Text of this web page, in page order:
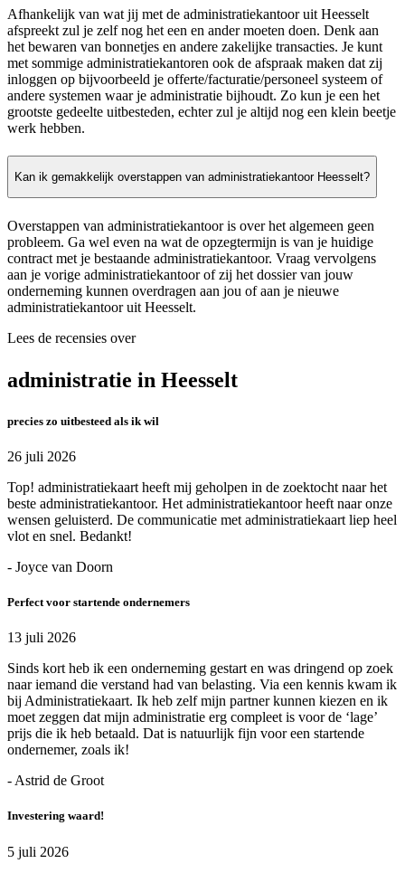
Afhankelijk van wat jij met de administratiekantoor uit Heesselt
afspreekt zul je zelf nog het een en ander moeten doen. Denk aan
het bewaren van bonnetjes en andere zakelijke transacties. Je kunt
met sommige administratiekantoren ook de afspraak maken dat zij
inloggen op bijvoorbeeld je offerte/facturatie/personeel systeem of
andere systemen waar je administratie bijhoudt. Zo kun je een het
grootste gedeelte uitbesteden, echter zul je altijd nog een klein beetje
werk hebben.
Kan ik gemakkelijk overstappen van administratiekantoor Heesselt?
Overstappen van administratiekantoor is over het algemeen geen
probleem. Ga wel even na wat de opzegtermijn is van je huidige
contract met je bestaande administratiekantoor. Vraag vervolgens
aan je vorige administratiekantoor of zij het dossier van jouw
onderneming kunnen overdragen aan jou of aan je nieuwe
administratiekantoor uit Heesselt.
Lees de recensies over
administratie in Heesselt
precies zo uitbesteed als ik wil
26 juli 2026
Top! administratiekaart heeft mij geholpen in de zoektocht naar het
beste administratiekantoor. Het administratiekantoor heeft naar onze
wensen geluisterd. De communicatie met administratiekaart liep heel
vlot en snel. Bedankt!
- Joyce van Doorn
Perfect voor startende ondernemers
13 juli 2026
Sinds kort heb ik een onderneming gestart en was dringend op zoek
naar iemand die verstand had van belasting. Via een kennis kwam ik
bij Administratiekaart. Ik heb zelf mijn partner kunnen kiezen en ik
moet zeggen dat mijn administratie erg compleet is voor de ‘lage’
prijs die ik heb betaald. Dat is natuurlijk fijn voor een startende
ondernemer, zoals ik!
- Astrid de Groot
Investering waard!
5 juli 2026